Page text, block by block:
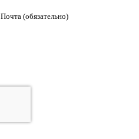
Почта (обязательно)